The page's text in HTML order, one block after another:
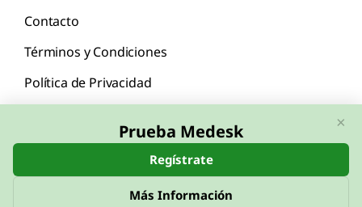
Contacto
Términos y Condiciones
Política de Privacidad
English Español
Prueba Medesk
Regístrate
Más Información
×